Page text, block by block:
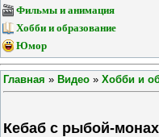
Фильмы и анимация
Хобби и образование
Юмор
Главная » Видео » Хобби и
Кебаб с рыбой-монах